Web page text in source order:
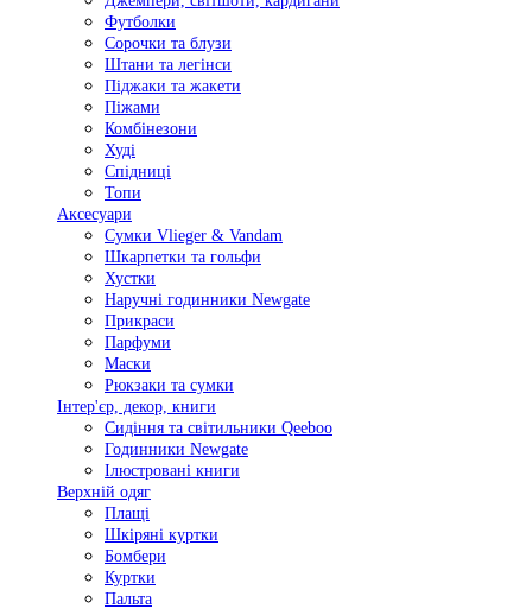
Футболки
Сорочки та блузи
Штани та легінси
Піджаки та жакети
Піжами
Комбінезони
Худі
Спідниці
Топи
Аксесуари
Сумки Vlieger & Vandam
Шкарпетки та гольфи
Хустки
Наручні годинники Newgate
Прикраси
Парфуми
Маски
Рюкзаки та сумки
Інтер'єр, декор, книги
Сидіння та світильники Qeeboo
Годинники Newgate
Ілюстровані книги
Верхній одяг
Плащі
Шкіряні куртки
Бомбери
Куртки
Пальта